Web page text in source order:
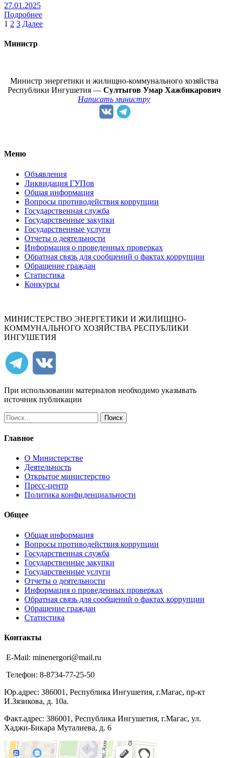
27.01.2025
Подробнее
Пагинация
записей
1 2 3 Далее
Министр
Министр энергетики и жилищно-коммунального хозяйства
Республики Ингушетия — Султыгов Умар Хажбикарович
Написать министру
Меню
Объявления
Ликвидация ГУПов
Общая информация
Вопросы противодействия коррупции
Государственная служба
Государственные закупки
Государственные услуги
Отчеты о деятельности
Информация о проведенных проверках
Обратная связь для сообщений о фактах коррупции
Обращение граждан
Статистика
Конкурсы
МИНИСТЕРСТВО ЭНЕРГЕТИКИ И ЖИЛИЩНО-
КОММУНАЛЬНОГО ХОЗЯЙСТВА РЕСПУБЛИКИ
ИНГУШЕТИЯ
При использовании материалов необходимо указывать
источник публикации
Найти:
Главное
О Министерстве
Деятельность
Открытое министерство
Пресс-центр
Политика конфиденциальности
Общее
Общая информация
Вопросы противодействия коррупции
Государственная служба
Государственные закупки
Государственные услуги
Отчеты о деятельности
Информация о проведенных проверках
Обратная связь для сообщений о фактах коррупции
Обращение граждан
Статистика
Контакты
E-Mail: minenergori@mail.ru
Телефон: 8-8734-77-25-50
Юр.адрес: 386001, Республика Ингушетия, г.Магас, пр-кт
И.Зязикова, д. 10а.
Факт.адрес: 386001, Республика Ингушетия, г.Магас, ул.
Хаджи-Бикара Муталиева, д. 6